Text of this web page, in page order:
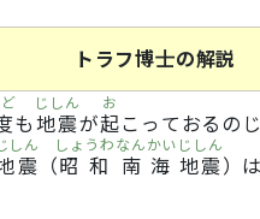
トラフ博士の解説
も 地震
じしん
が起
お
こっておるのじ
震
しん
（昭和
しょうわ
南海
なんかい
地震
じしん
）